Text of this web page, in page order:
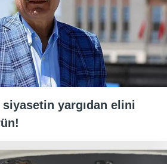
siyasetin yargıdan elini